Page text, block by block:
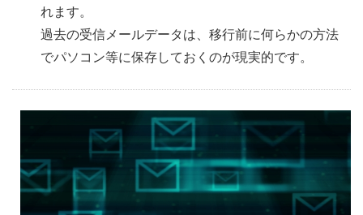
れます。
過去の受信メールデータは、移行前に何らかの方法
でパソコン等に保存しておくのが現実的です。